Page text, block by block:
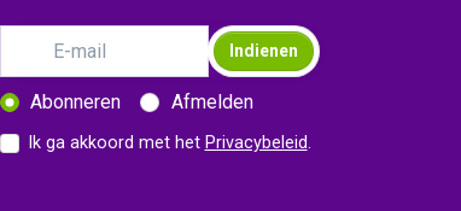
Indienen
Abonneren Afmelden
Ik ga akkoord met het Privacybeleid.